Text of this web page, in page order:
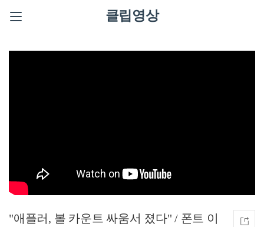
클립영상
"애플러, 볼 카운트 싸움서 졌다" / 폰트 이